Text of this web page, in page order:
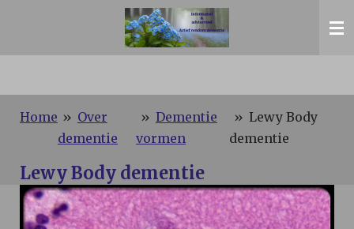
Home » Over
dementie
» Dementie
vormen
» Lewy Body
dementie
Lewy Body dementie